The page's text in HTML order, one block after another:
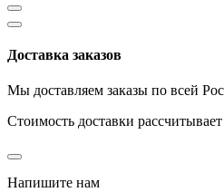
Доставка заказов
Мы доставляем заказы по всей
Стоимость доставки
Напишите нам